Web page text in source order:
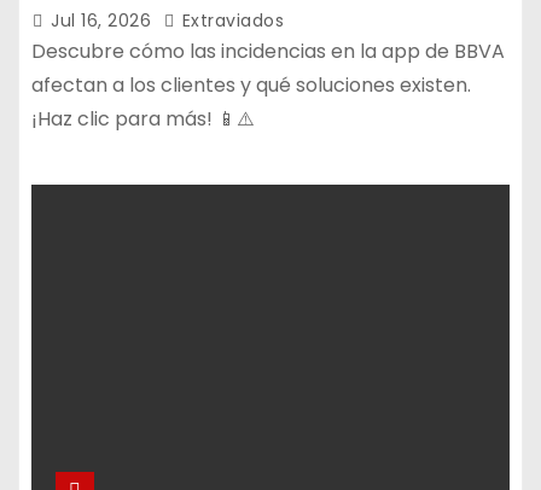
Jul 16, 2026 Extraviados
Descubre cómo las incidencias en la app de BBVA
afectan a los clientes y qué soluciones existen.
¡Haz clic para más! 📱⚠️